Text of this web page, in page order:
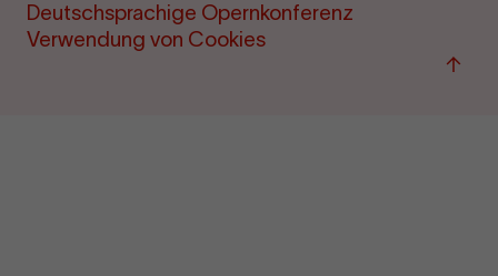
Deutschsprachige Opernkonferenz
Verwendung von Cookies
Back